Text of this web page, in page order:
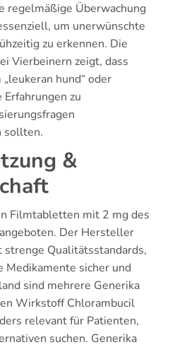
regelmäßige Überwachung
um unerwünschte
zu erkennen. Die
Vierbeinern zeigt, dass
hund“ oder
Erfahrungen zu
sollten.
&
Filmtabletten mit 2 mg des
Der Hersteller
Qualitätsstandards,
Medikamente sicher und
sind mehrere Generika
Wirkstoff Chlorambucil
relevant für Patienten,
suchen. Generika